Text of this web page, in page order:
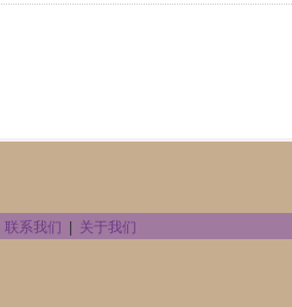
联系我们 关于我们